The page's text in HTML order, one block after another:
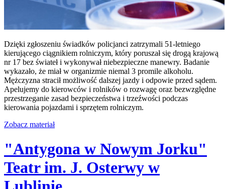
Dzięki zgłoszeniu świadków policjanci zatrzymali 51-letniego
kierującego ciągnikiem rolniczym, który poruszał się drogą krajową
nr 17 bez świateł i wykonywał niebezpieczne manewry. Badanie
wykazało, że miał w organizmie niemal 3 promile alkoholu.
Mężczyzna stracił możliwość dalszej jazdy i odpowie przed sądem.
Apelujemy do kierowców i rolników o rozwagę oraz bezwzględne
przestrzeganie zasad bezpieczeństwa i trzeźwości podczas
kierowania pojazdami i sprzętem rolniczym.
Zobacz materiał
"Antygona w Nowym Jorku"
Teatr im. J. Osterwy w